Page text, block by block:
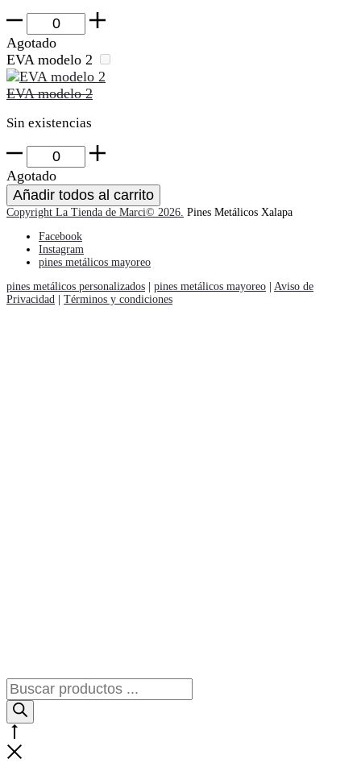
Megazord
Pin
cantidad
Agotado
EVA modelo 2
EVA modelo 2
Sin existencias
EVA
modelo
2
cantidad
Agotado
Añadir todos al carrito
Copyright La Tienda de Marci© 2026. Pines Metálicos Xalapa
Facebook
Instagram
pines metálicos mayoreo
pines metálicos personalizados
pines metálicos mayoreo
Aviso de
Privacidad
Términos y condiciones
Búsqueda
de
productos